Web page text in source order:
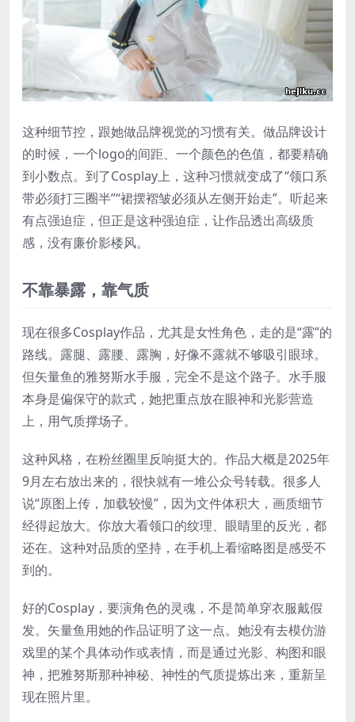
这种细节控，跟她做品牌视觉的习惯有关。做品牌设计
的时候，一个logo的间距、一个颜色的色值，都要精确
到小数点。到了Cosplay上，这种习惯就变成了“领口系
带必须打三圈半”“裙摆褶皱必须从左侧开始走”。听起来
有点强迫症，但正是这种强迫症，让作品透出高级质
感，没有廉价影楼风。
不靠暴露，靠气质
现在很多Cosplay作品，尤其是女性角色，走的是“露”的
路线。露腿、露腰、露胸，好像不露就不够吸引眼球。
但矢量鱼的雅努斯水手服，完全不是这个路子。水手服
本身是偏保守的款式，她把重点放在眼神和光影营造
上，用气质撑场子。
这种风格，在粉丝圈里反响挺大的。作品大概是2025年
9月左右放出来的，很快就有一堆公众号转载。很多人
说“原图上传，加载较慢”，因为文件体积大，画质细节
经得起放大。你放大看领口的纹理、眼睛里的反光，都
还在。这种对品质的坚持，在手机上看缩略图是感受不
到的。
好的Cosplay，要演角色的灵魂，不是简单穿衣服戴假
发。矢量鱼用她的作品证明了这一点。她没有去模仿游
戏里的某个具体动作或表情，而是通过光影、构图和眼
神，把雅努斯那种神秘、神性的气质提炼出来，重新呈
现在照片里。